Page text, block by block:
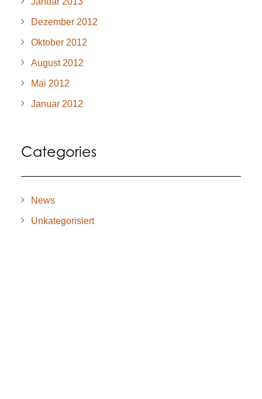
Dezember 2012
Oktober 2012
August 2012
Mai 2012
Januar 2012
Categories
News
Unkategorisiert